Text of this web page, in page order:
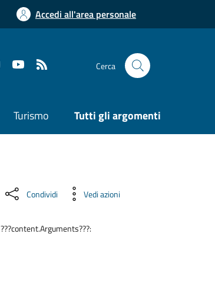
Accedi all'area personale
Cerca
Turismo Tutti gli argomenti
Condividi Vedi azioni
???content.Arguments???: